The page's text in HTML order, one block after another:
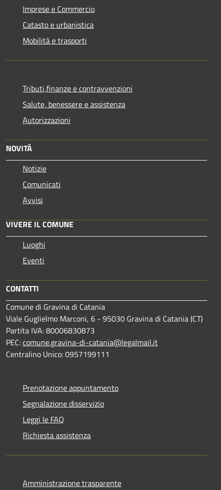
Imprese e Commercio
Catasto e urbanistica
Mobilità e trasporti
Tributi,finanze e contravvenzioni
Salute, benessere e assistenza
Autorizzazioni
NOVITÀ
Notizie
Comunicati
Avvisi
VIVERE IL COMUNE
Luoghi
Eventi
CONTATTI
Comune di Gravina di Catania
Viale Guglielmo Marconi, 6 - 95030 Gravina di Catania (CT)
Partita IVA: 80006830873
PEC:comune.gravina-di-catania@legalmail.it
Centralino Unico: 0957199111
Prenotazione appuntamento
Segnalazione disservizio
Leggi le FAQ
Richiesta assistenza
Amministrazione trasparente